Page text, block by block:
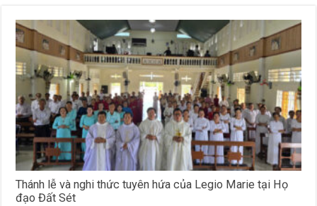
Thánh lễ và nghi thức tuyên hứa của Legio Marie tại Họ
đạo Đất Sét